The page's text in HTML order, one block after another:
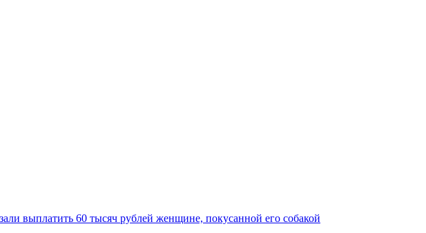
выплатить 60 тысяч рублей женщине, покусанной его собакой